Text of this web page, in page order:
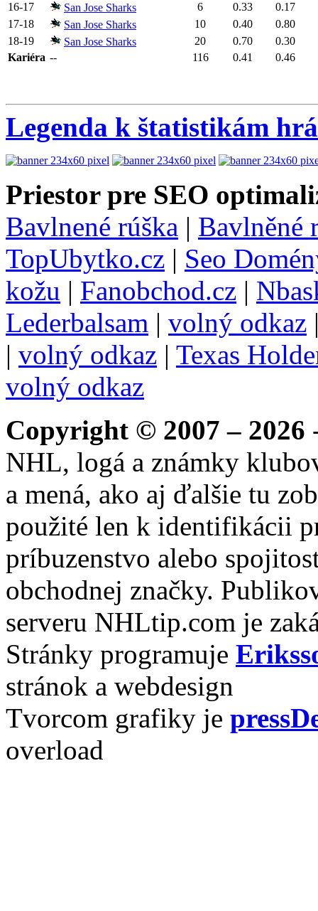
16-17
San Jose Sharks 6 0.33
0.17
17-18
San Jose Sharks 10 0.40
0.80
18-19
San Jose Sharks 20 0.70
0.30
Kariéra -- 116 0.41 0.46
Legenda k štatistikám
Priestor pre SEO
Bavlnené rúška | Bavlněné
TopUbytko.cz | Seo
kožu | Fanobchod.cz |
Lederbalsam | volný odkaz
| volný odkaz | Texas
volný odkaz
Copyright © 2007 – 2026
NHL, logá a známky
a mená, ako aj ďalšie tu
použité len k identifikácii
príbuzenstvo alebo
obchodnej značky.
serveru NHLtip.com je
Stránky programuje
stránok a webdesign
Tvorcom grafiky je
overload